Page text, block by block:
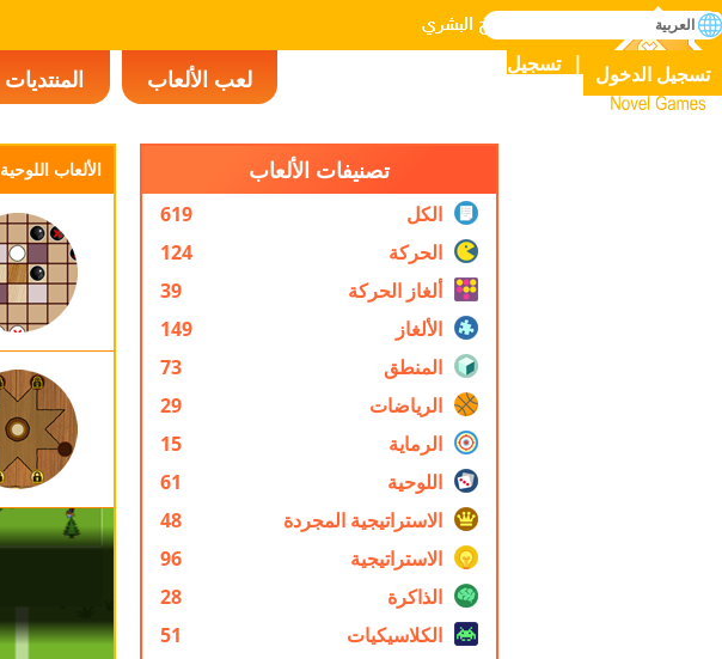
Novel Games
إتقان جميع الألعاب في التاريخ البشري
بحث
لعب الألعاب المنتديات تسجيل الدخول تسجيل
العربية
تصنيفات الألعاب
الكل
619
الحركة
124
ألغاز الحركة
39
الألغاز
149
المنطق
73
الرياضات
29
الرماية
15
اللوحية
61
الاستراتيجية المجردة
48
الاستراتيجية
96
الذاكرة
28
الكلاسيكيات
51
الألعاب اللوحية